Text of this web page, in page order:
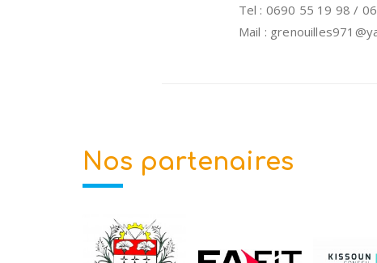
Tel : 0690 55 19 98 /
Mail :
Nos partenaires